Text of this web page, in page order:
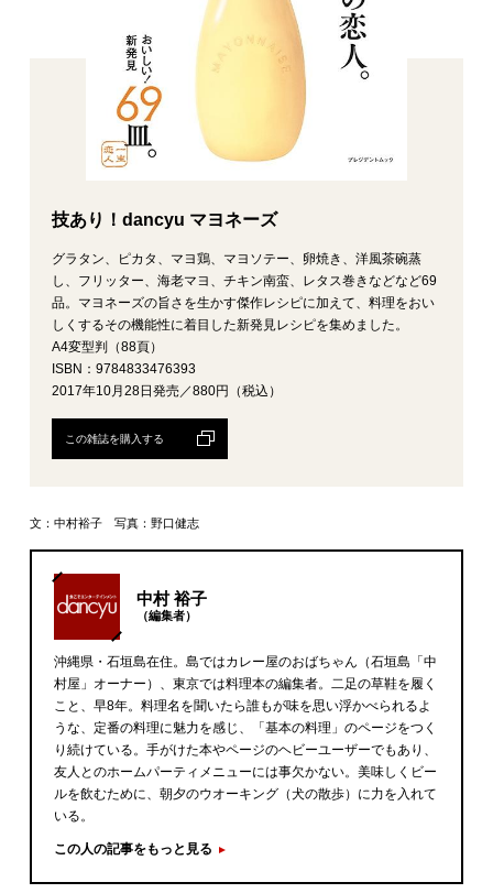
技あり！dancyu マヨネーズ
グラタン、ピカタ、マヨ鶏、マヨソテー、卵焼き、洋風茶碗蒸
し、フリッター、海老マヨ、チキン南蛮、レタス巻きなどなど69
品。マヨネーズの旨さを生かす傑作レシピに加えて、料理をおい
しくするその機能性に着目した新発見レシピを集めました。
A4変型判（88頁）
ISBN：9784833476393
2017年10月28日発売／880円（税込）
この雑誌を購入する
文：中村裕子 写真：野口健志
中村 裕子
（編集者）
沖縄県・石垣島在住。島ではカレー屋のおばちゃん（石垣島「中
村屋」オーナー）、東京では料理本の編集者。二足の草鞋を履く
こと、早8年。料理名を聞いたら誰もが味を思い浮かべられるよ
うな、定番の料理に魅力を感じ、「基本の料理」のページをつく
り続けている。手がけた本やページのヘビーユーザーでもあり、
友人とのホームパーティメニューには事欠かない。美味しくビー
ルを飲むために、朝夕のウオーキング（犬の散歩）に力を入れて
いる。
この人の記事をもっと見る